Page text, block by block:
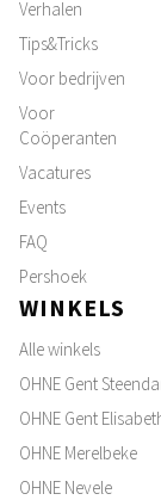
Verhalen
Tips&Tricks
Voor bedrijven
Voor
Coöperanten
Vacatures
Events
FAQ
Pershoek
WINKELS
Alle winkels
OHNE Gent
OHNE Gent
OHNE Merelbeke
OHNE Nevele